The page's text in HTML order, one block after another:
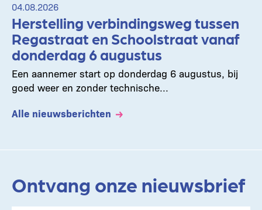
04.08.2026
Herstelling verbindingsweg tussen
Regastraat en Schoolstraat vanaf
donderdag 6 augustus
Een aannemer start op donderdag 6 augustus, bij
goed weer en zonder technische...
Alle nieuwsberichten
Ontvang onze nieuwsbrief